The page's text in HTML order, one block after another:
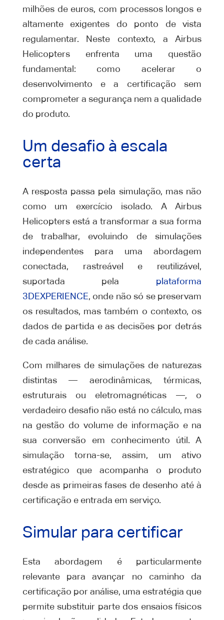
milhões de euros, com processos longos e
altamente exigentes do ponto de vista
regulamentar. Neste contexto, a Airbus
Helicopters enfrenta uma questão
fundamental: como acelerar o
desenvolvimento e a certificação sem
comprometer a segurança nem a qualidade
do produto.
Um desafio à escala
certa
A resposta passa pela simulação, mas não
como um exercício isolado. A Airbus
Helicopters está a transformar a sua forma
de trabalhar, evoluindo de simulações
independentes para uma abordagem
conectada, rastreável e reutilizável,
suportada pela plataforma
3DEXPERIENCE, onde não só se preservam
os resultados, mas também o contexto, os
dados de partida e as decisões por detrás
de cada análise.
Com milhares de simulações de naturezas
distintas — aerodinâmicas, térmicas,
estruturais ou eletromagnéticas —, o
verdadeiro desafio não está no cálculo, mas
na gestão do volume de informação e na
sua conversão em conhecimento útil. A
simulação torna-se, assim, um ativo
estratégico que acompanha o produto
desde as primeiras fases de desenho até à
certificação e entrada em serviço.
Simular para certificar
Esta abordagem é particularmente
relevante para avançar no caminho da
certificação por análise, uma estratégia que
permite substituir parte dos ensaios físicos